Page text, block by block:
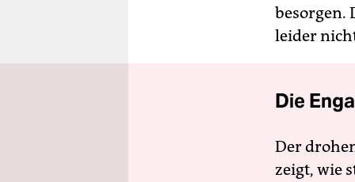
besorgen.
leider
Die
Der
zeigt, wie